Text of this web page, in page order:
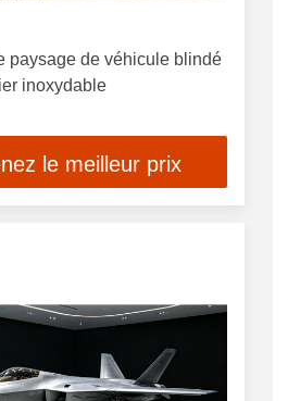
paysage de véhicule blindé
inoxydable
le meilleur prix